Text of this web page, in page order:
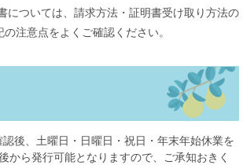
いては、請求方法・証明書受け取り方法の
注意点をよくご確認ください。
後、土曜日・日曜日・祝日・年末年始休業を
から発行可能となりますので、ご承知おきく